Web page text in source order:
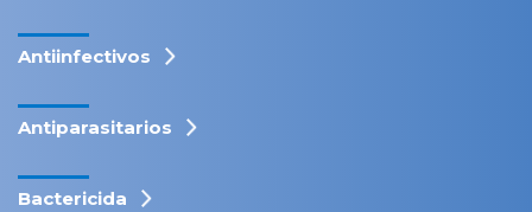
Antiinfectivos
Antiparasitarios
Bactericida